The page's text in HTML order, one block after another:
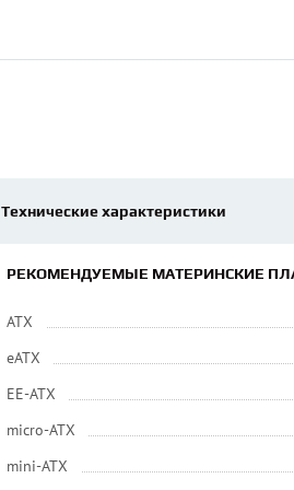
Технические характеристики
РЕКОМЕНДУЕМЫЕ МАТЕРИНСКИЕ
ATX
eATX
EE-ATX
micro-ATX
mini-ATX